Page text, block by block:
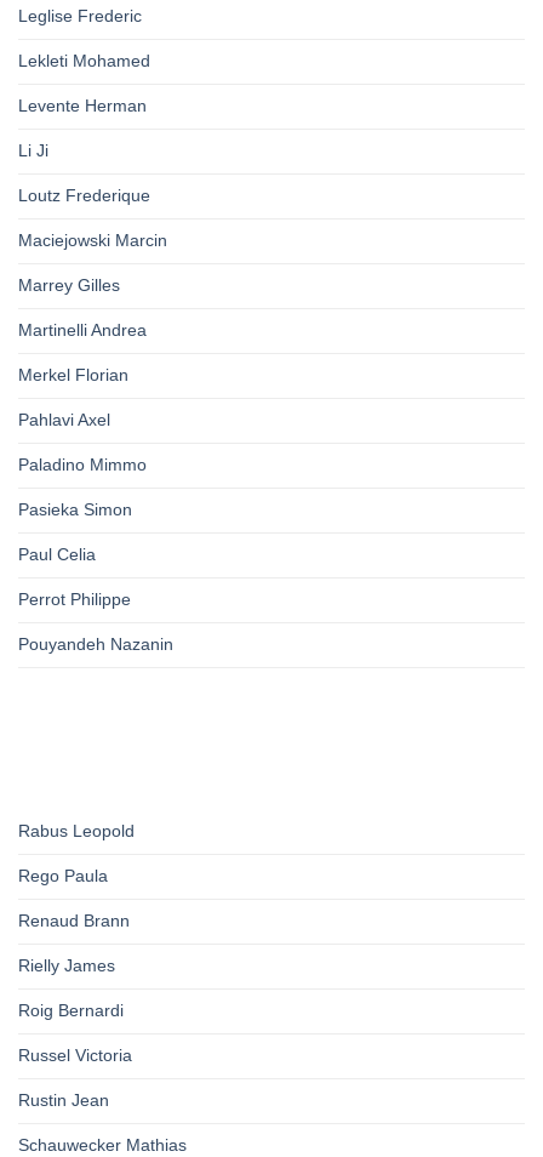
Leglise Frederic
Lekleti Mohamed
Levente Herman
Li Ji
Loutz Frederique
Maciejowski Marcin
Marrey Gilles
Martinelli Andrea
Merkel Florian
Pahlavi Axel
Paladino Mimmo
Pasieka Simon
Paul Celia
Perrot Philippe
Pouyandeh Nazanin
Rabus Leopold
Rego Paula
Renaud Brann
Rielly James
Roig Bernardi
Russel Victoria
Rustin Jean
Schauwecker Mathias